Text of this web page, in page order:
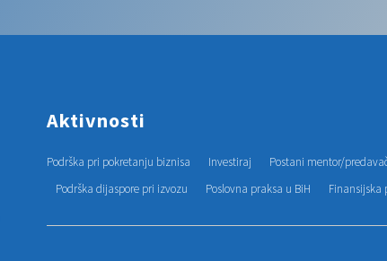
Aktivnosti
Podrška pri pokretanju biznisa Investiraj Postani mentor/
Podrška dijaspore pri izvozu
Poslovna praksa u BiH Finansijska